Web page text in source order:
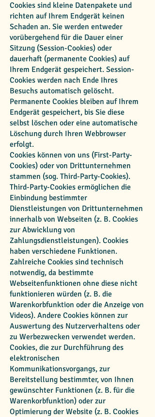
Cookies sind kleine Datenpakete und
richten auf Ihrem Endgerät keinen
Schaden an. Sie werden entweder
vorübergehend für die Dauer einer
Sitzung (Session-Cookies) oder
dauerhaft (permanente Cookies) auf
Ihrem Endgerät gespeichert. Session-
Cookies werden nach Ende Ihres
Besuchs automatisch gelöscht.
Permanente Cookies bleiben auf Ihrem
Endgerät gespeichert, bis Sie diese
selbst löschen oder eine automatische
Löschung durch Ihren Webbrowser
erfolgt.
Cookies können von uns (First-Party-
Cookies) oder von Drittunternehmen
stammen (sog. Third-Party-Cookies).
Third-Party-Cookies ermöglichen die
Einbindung bestimmter
Dienstleistungen von Drittunternehmen
innerhalb von Webseiten (z. B. Cookies
zur Abwicklung von
Zahlungsdienstleistungen). Cookies
haben verschiedene Funktionen.
Zahlreiche Cookies sind technisch
notwendig, da bestimmte
Webseitenfunktionen ohne diese nicht
funktionieren würden (z. B. die
Warenkorbfunktion oder die Anzeige von
Videos). Andere Cookies können zur
Auswertung des Nutzerverhaltens oder
zu Werbezwecken verwendet werden.
Cookies, die zur Durchführung des
elektronischen
Kommunikationsvorgangs, zur
Bereitstellung bestimmter, von Ihnen
gewünschter Funktionen (z. B. für die
Warenkorbfunktion) oder zur
Optimierung der Website (z. B. Cookies